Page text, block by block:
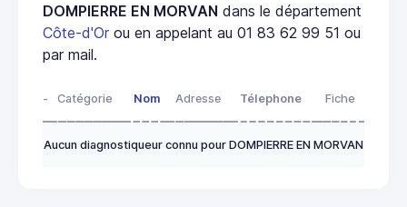
DOMPIERRE EN MORVAN dans le département
Côte-d'Or ou en appelant au 01 83 62 99 51 ou
par mail.
- Catégorie Nom Adresse Télephone Fiche
Aucun diagnostiqueur connu pour DOMPIERRE EN MORVAN